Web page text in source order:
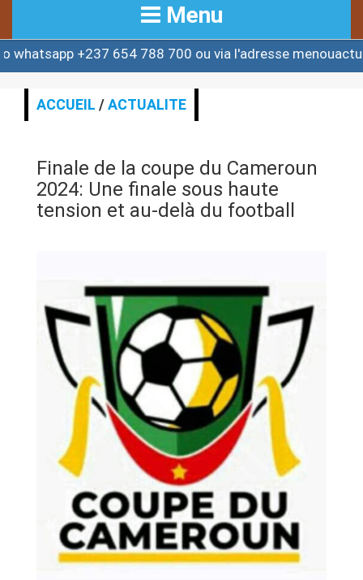
Menu
ACCUEIL
ACTUALITE
ALERTE
ANNONCE
ASSAINISSEMENT
BREAKING-NEWS
CAMEROUN
654 788 700 ou via l'adresse menouactu@yahoo.com
ACCUEIL /ACTUALITE
Finale de la coupe du Cameroun
2024: Une finale sous haute
tension et au-delà du football